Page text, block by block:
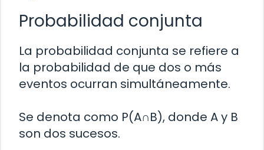
Probabilidad conjunta
La probabilidad conjunta se refiere a
la probabilidad de que dos o más
eventos ocurran simultáneamente.
Se denota como P(A∩B), donde A y B
son dos sucesos.